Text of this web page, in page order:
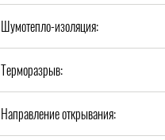
Шумотепло-изоляция:
Терморазрыв:
Направление открывания: